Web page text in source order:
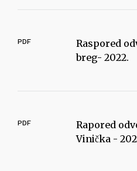
PDF
Raspored
breg- 2022.
PDF
Rapored
Vinička -